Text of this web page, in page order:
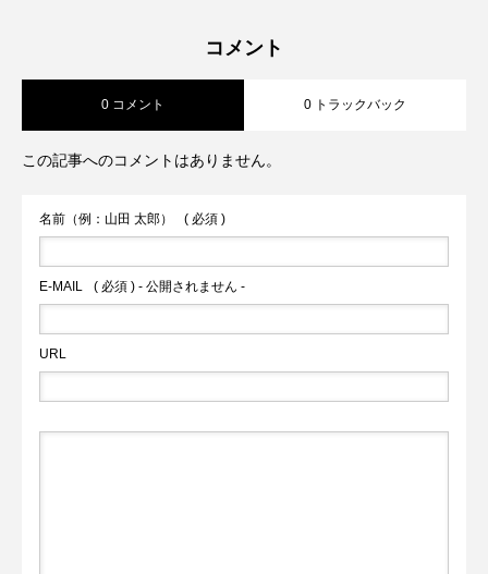
コメント
0 コメント 0 トラックバック
この記事へのコメントはありません。
名前（例：山田 太郎） ( 必須 )
E-MAIL ( 必須 ) - 公開されません -
URL